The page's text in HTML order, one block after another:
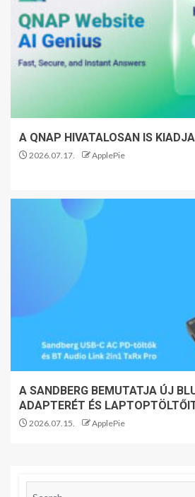
A QNAP HIVATALOSAN IS
2026.07.17. ApplePie
A SANDBERG BEMUTATJA ÚJ
ADAPTERÉT ÉS
2026.07.15. ApplePie